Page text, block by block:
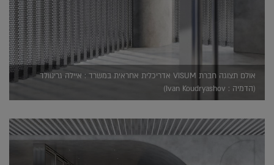
אולם תצוגה חברת VISUM אדריכלית אחראית במשרד : איילה גרינוולד
(הדמיה : Ivan Koudryashov)